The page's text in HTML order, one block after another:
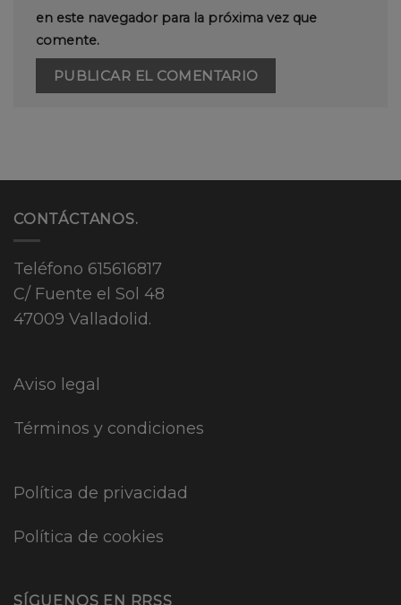
en este navegador para la próxima vez que
comente.
CONTÁCTANOS.
Teléfono 615616817
C/ Fuente el Sol 48
47009 Valladolid.
Aviso legal
Términos y condiciones
Política de privacidad
Política de cookies
SÍGUENOS EN RRSS